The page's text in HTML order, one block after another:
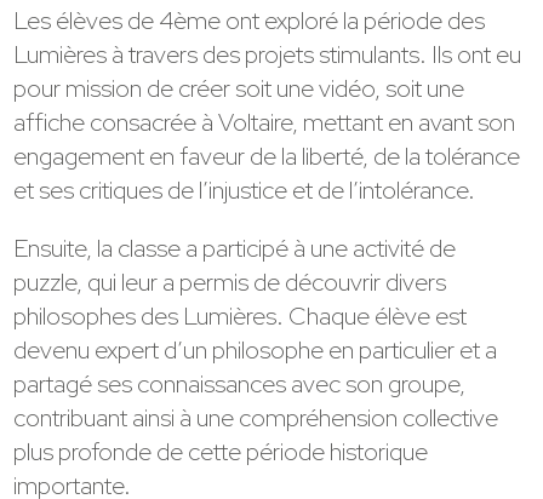
Les élèves de 4ème ont exploré la période des
Lumières à travers des projets stimulants. Ils ont eu
pour mission de créer soit une vidéo, soit une
affiche consacrée à Voltaire, mettant en avant son
engagement en faveur de la liberté, de la tolérance
et ses critiques de l’injustice et de l’intolérance.
Ensuite, la classe a participé à une activité de
puzzle, qui leur a permis de découvrir divers
philosophes des Lumières. Chaque élève est
devenu expert d’un philosophe en particulier et a
partagé ses connaissances avec son groupe,
contribuant ainsi à une compréhension collective
plus profonde de cette période historique
importante.